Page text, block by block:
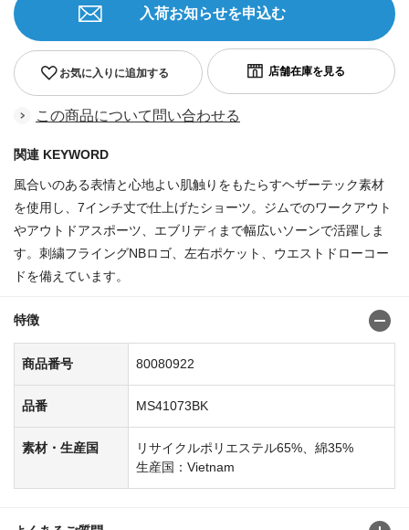
お気に入りに追加する
入荷お知らせを申込む
この商品について問い合わせる
関連 KEYWORD
風合いのある表情と心地よい肌触りをもたらすヘザーテック素材
を使用し、7インチ丈で仕上げたショーツ。ジムでのワークアウト
やアウトドアスポーツ、エブリディまで幅広いソーンで活躍しま
す。刺繍フライングNBロゴ、左右ポケット、ウエストドローコー
ドを備えています。
特徴
商品番号 80080922
品番 MS41073BK
素材・生産国
リサイクルポリエステル65%、綿35%
生産国：Vietnam